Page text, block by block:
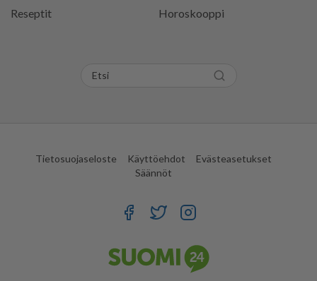
Reseptit
Horoskooppi
Tietosuojaseloste Käyttöehdot
Evästeasetukset
Säännöt